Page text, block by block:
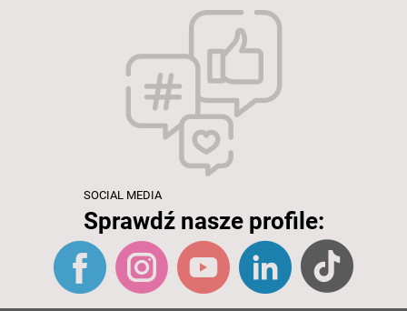
SOCIAL MEDIA
Sprawdź nasze profile: